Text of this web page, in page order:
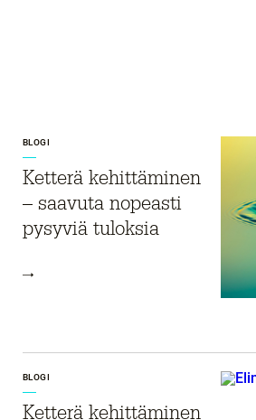
BLOGI
Ketterä kehittäminen
– saavuta nopeasti
pysyviä tuloksia
BLOGI
Ketterä kehittäminen